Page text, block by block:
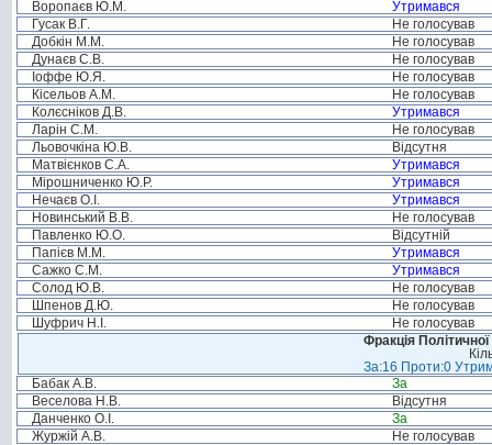
Воропаєв Ю.М.
Утримався
Гусак В.Г.
Не голосував
Добкін М.М.
Не голосував
Дунаєв С.В.
Не голосував
Іоффе Ю.Я.
Не голосував
Кісельов А.М.
Не голосував
Колєсніков Д.В.
Утримався
Ларін С.М.
Не голосував
Льовочкіна Ю.В.
Відсутня
Матвієнков С.А.
Утримався
Мірошниченко Ю.Р.
Утримався
Нечаєв О.І.
Утримався
Новинський В.В.
Не голосував
Павленко Ю.О.
Відсутній
Папієв М.М.
Утримався
Сажко С.М.
Утримався
Солод Ю.В.
Не голосував
Шпенов Д.Ю.
Не голосував
Шуфрич Н.І.
Не голосував
Фракція
За:16 Проти:0
Бабак А.В.
За
Веселова Н.В.
Відсутня
Данченко О.І.
За
Журжій А.В.
Не голосував